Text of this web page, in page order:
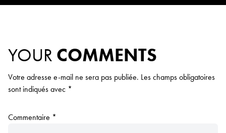
YOUR COMMENTS
Votre adresse e-mail ne sera pas publiée. Les champs obligatoires
sont indiqués avec *
Commentaire *